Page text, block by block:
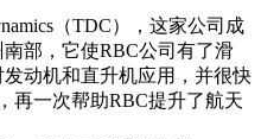
（TDC），这家公司成
部，它使RBC公司有了滑
动机和直升机应用，并很快
再一次帮助RBC提升了航天